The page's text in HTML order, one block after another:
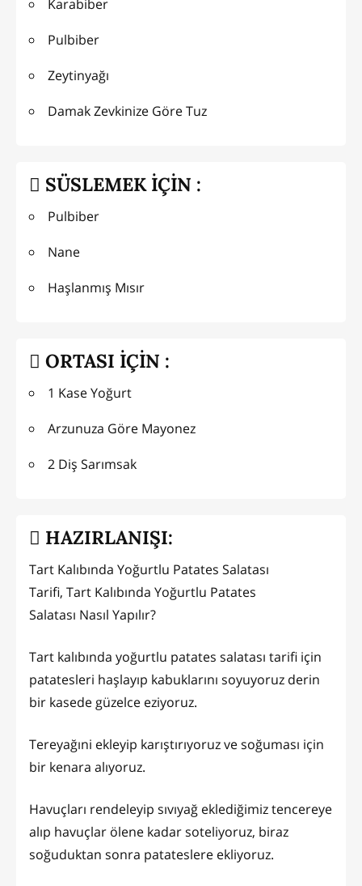
Karabiber
Pulbiber
Zeytinyağı
Damak Zevkinize Göre Tuz
SÜSLEMEK İÇİN :
Pulbiber
Nane
Haşlanmış Mısır
ORTASI İÇİN :
1 Kase Yoğurt
Arzunuza Göre Mayonez
2 Diş Sarımsak
HAZIRLANIŞI:
Tart Kalıbında Yoğurtlu Patates Salatası
Tarifi, Tart Kalıbında Yoğurtlu Patates
Salatası Nasıl Yapılır?
Tart kalıbında yoğurtlu patates salatası tarifi için
patatesleri haşlayıp kabuklarını soyuyoruz derin
bir kasede güzelce eziyoruz.
Tereyağıni ekleyip karıştırıyoruz ve soğuması için
bir kenara alıyoruz.
Havuçları rendeleyip sıvıyağ eklediğimiz tencereye
alıp havuçlar ölene kadar soteliyoruz, biraz
soğuduktan sonra patateslere ekliyoruz.